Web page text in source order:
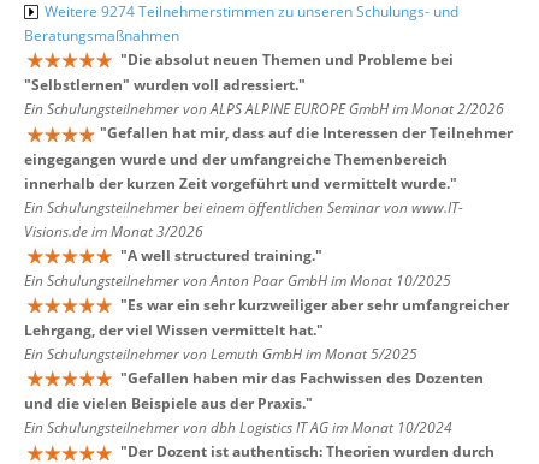
Weitere 9274 Teilnehmerstimmen zu unseren Schulungs- und
Beratungsmaßnahmen
"Die absolut neuen Themen und Probleme bei
"Selbstlernen" wurden voll adressiert."
Ein Schulungsteilnehmer von ALPS ALPINE EUROPE GmbH im Monat 2/2026
"Gefallen hat mir, dass auf die Interessen der Teilnehmer
eingegangen wurde und der umfangreiche Themenbereich
innerhalb der kurzen Zeit vorgeführt und vermittelt wurde."
Ein Schulungsteilnehmer bei einem öffentlichen Seminar von www.IT-
Visions.de im Monat 3/2026
"A well structured training."
Ein Schulungsteilnehmer von Anton Paar GmbH im Monat 10/2025
"Es war ein sehr kurzweiliger aber sehr umfangreicher
Lehrgang, der viel Wissen vermittelt hat."
Ein Schulungsteilnehmer von Lemuth GmbH im Monat 5/2025
"Gefallen haben mir das Fachwissen des Dozenten
und die vielen Beispiele aus der Praxis."
Ein Schulungsteilnehmer von dbh Logistics IT AG im Monat 10/2024
"Der Dozent ist authentisch: Theorien wurden durch